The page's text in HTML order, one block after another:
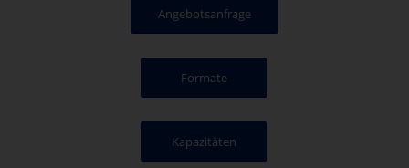
Angebotsanfrage
Formate
Kapazitäten